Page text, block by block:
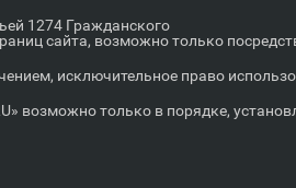
1274 Гражданского
сайта, возможно только
исключительное право
возможно только в порядке,